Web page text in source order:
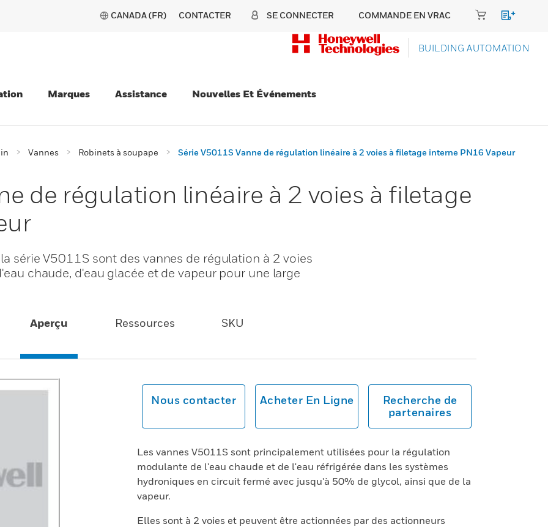
CANADA (FR) CONTACTER SE CONNECTER COMMANDE EN VRAC
BUILDING AUTOMATION
Marques Assistance Nouvelles Et Événements
Vannes Robinets à soupape Série V5011S Vanne de régulation linéaire à 2 voies à filetage interne PN16 Vapeur
de régulation linéaire à 2 voies à filetage
série V5011S sont des vannes de régulation à 2 voies
chaude, d'eau glacée et de vapeur pour une large
Aperçu Ressources SKU
Nous contacter Acheter En Ligne
Recherche de
partenaires
Les vannes V5011S sont principalement utilisées pour la régulation
modulante de l'eau chaude et de l'eau réfrigérée dans les systèmes
hydroniques en circuit fermé avec jusqu'à 50% de glycol, ainsi que de la
vapeur.
Elles sont à 2 voies et peuvent être actionnées par des actionneurs